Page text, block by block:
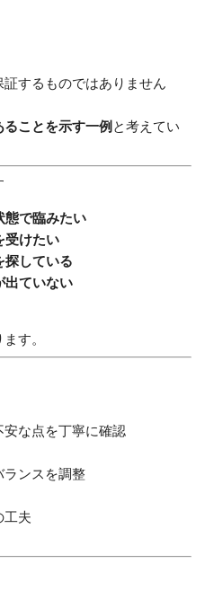
するものではありません
ことを示す一例と考えてい
態で臨みたい
受けたい
探している
出ていない
す。
な点を丁寧に確認
ンスを調整
夫